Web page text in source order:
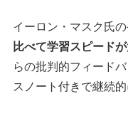
イーロン・マスク氏の
比べて学習スピード
らの批判的フィード
スノート付きで継続